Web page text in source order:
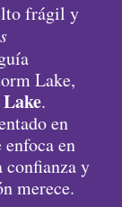
frágil y
Lake,
.
en
en
confianza y
merece.